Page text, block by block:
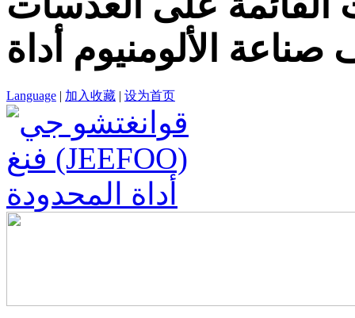
صناعة الألومنيوم أداة
Language | 加入收藏 | 设为首页